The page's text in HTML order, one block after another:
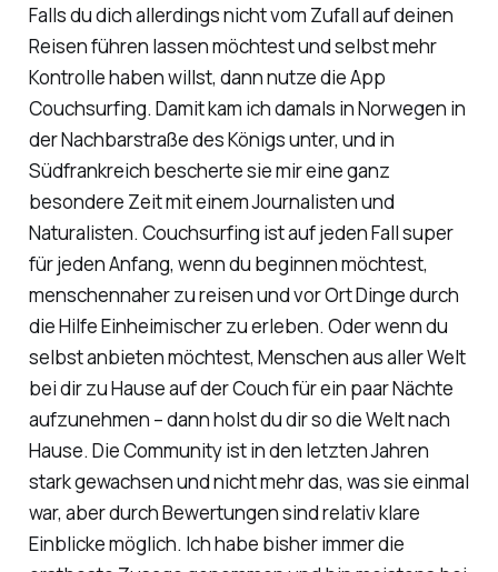
Falls du dich allerdings nicht vom Zufall auf deinen
Reisen führen lassen möchtest und selbst mehr
Kontrolle haben willst, dann nutze die App
Couchsurfing. Damit kam ich damals in Norwegen in
der Nachbarstraße des Königs unter, und in
Südfrankreich bescherte sie mir eine ganz
besondere Zeit mit einem Journalisten und
Naturalisten. Couchsurfing ist auf jeden Fall super
für jeden Anfang, wenn du beginnen möchtest,
menschennaher zu reisen und vor Ort Dinge durch
die Hilfe Einheimischer zu erleben. Oder wenn du
selbst anbieten möchtest, Menschen aus aller Welt
bei dir zu Hause auf der Couch für ein paar Nächte
aufzunehmen – dann holst du dir so die Welt nach
Hause. Die Community ist in den letzten Jahren
stark gewachsen und nicht mehr das, was sie einmal
war, aber durch Bewertungen sind relativ klare
Einblicke möglich. Ich habe bisher immer die